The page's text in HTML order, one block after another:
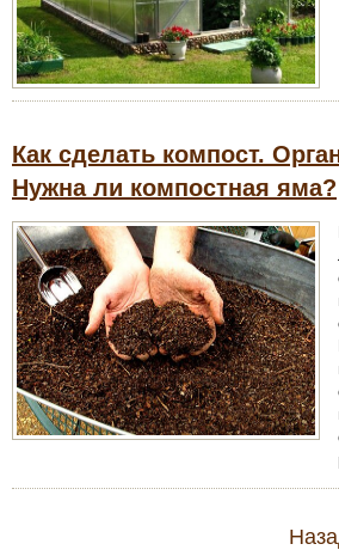
Как сделать компост.
Нужна ли компостная яма?